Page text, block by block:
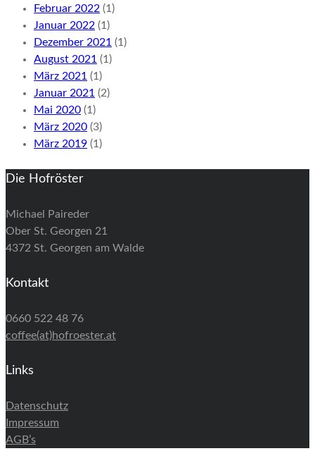
Februar 2022 (1)
Januar 2022 (1)
Dezember 2021 (1)
August 2021 (1)
März 2021 (1)
Januar 2021 (2)
Mai 2020 (1)
März 2020 (3)
März 2019 (1)
Die Hofröster
Michael Paireder
Ober St. Georgen 21
4372 St. Georgen am Walde
Kontakt
0660 522 48 76
coffee(at)hofroester.at
Links
Datenschutz
Impressum
AGB’s